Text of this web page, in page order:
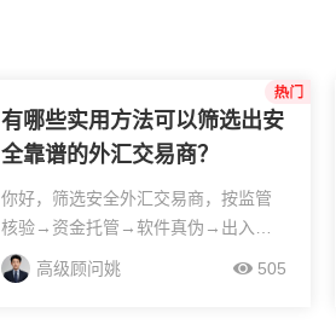
有哪些实用方法可以筛选出安
全靠谱的外汇交易商？
你好，筛选安全外汇交易商，按监管
核验→资金托管→软件真伪→出入金
实测→交易环境→口碑舆情→营销避
雷7步实操即可，全部可自行验证；认
高级顾问姚 505